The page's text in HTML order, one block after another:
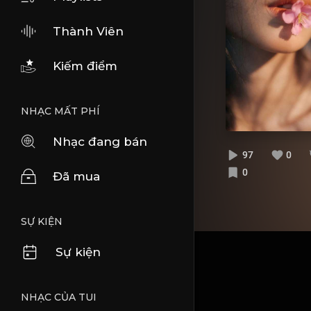
Thành Viên
Kiếm điểm
NHẠC MẤT PHÍ
Nhạc đang bán
Đã mua
SỰ KIỆN
Sự kiện
NHẠC CỦA TUI
97
0
0